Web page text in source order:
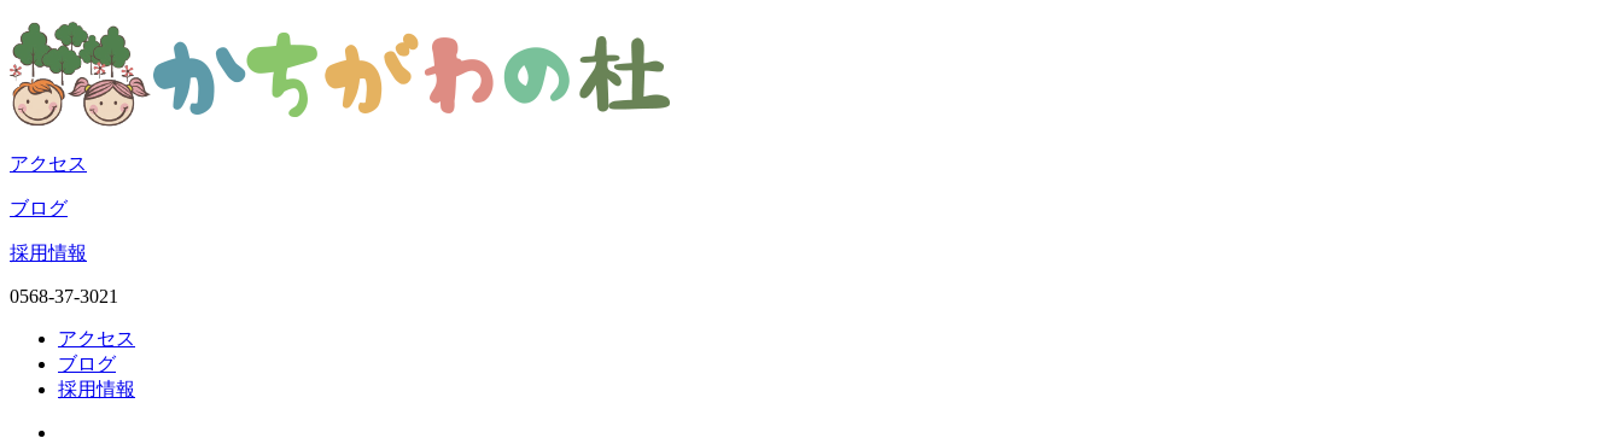
アクセス
ブログ
採用情報
0568-37-3021
アクセス
ブログ
採用情報